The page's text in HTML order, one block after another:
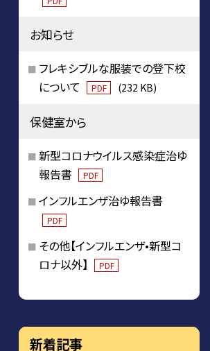
お知らせ
フレキシブルな服装での登下校
について
PDF (232 KB)
保健室から
新型コロナウイルス感染症治ゆ
報告書
PDF
インフルエンザ治ゆ報告書
PDF
その他【インフルエンザ•新型コ
ロナ以外】
PDF
新着記事